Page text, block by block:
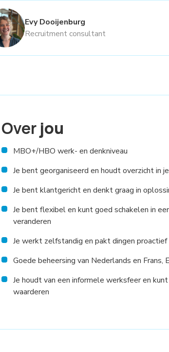
Evy Dooijenburg
Recruitment consultant
Over jou
MBO+/HBO werk- en denkniveau
Je bent georganiseerd en houdt overzicht in
Je bent klantgericht en denkt graag in
Je bent flexibel en kunt goed schakelen in
veranderen
Je werkt zelfstandig en pakt dingen proactief
Goede beheersing van Nederlands en Frans,
Je houdt van een informele werksfeer en
waarderen